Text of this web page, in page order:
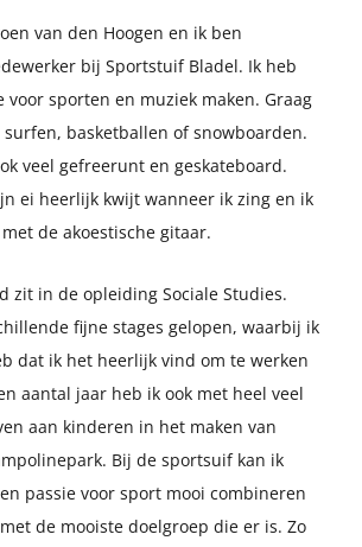
van den Hoogen en ik ben
bij Sportstuif Bladel. Ik heb
voor sporten en muziek maken. Graag
basketballen of snowboarden.
veel gefreerunt en geskateboard.
ei heerlijk kwijt wanneer ik zing en ik
de akoestische gitaar.
zit in de opleiding Sociale Studies.
fijne stages gelopen, waarbij ik
dat ik het heerlijk vind om te werken
aantal jaar heb ik ook met heel veel
aan kinderen in het maken van
Bij de sportsuif kan ik
passie voor sport mooi combineren
de mooiste doelgroep die er is. Zo